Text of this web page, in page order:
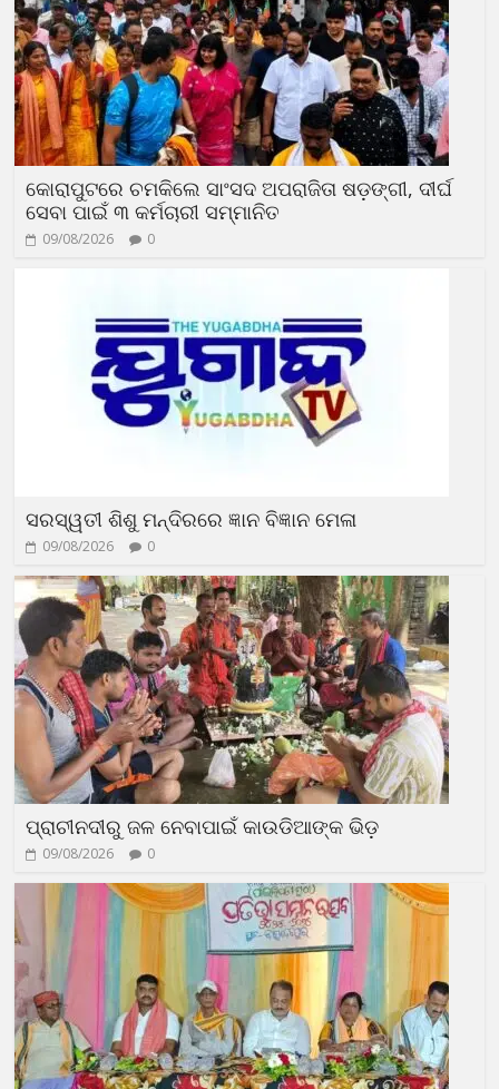
କୋରାପୁଟରେ ଚମକିଲେ ସାଂସଦ ଅପରାଜିତା ଷଡ଼ଙ୍ଗୀ, ଦୀର୍ଘ
ସେବା ପାଇଁ ୩ କର୍ମଚାରୀ ସମ୍ମାନିତ
09/08/2026 0
ସରସ୍ୱତୀ ଶିଶୁ ମନ୍ଦିରରେ ଜ୍ଞାନ ବିଜ୍ଞାନ ମେଳା
09/08/2026 0
ପ୍ରାଚୀନଦୀରୁ ଜଳ ନେବାପାଇଁ କାଉଡିଆଙ୍କ ଭିଡ଼
09/08/2026 0